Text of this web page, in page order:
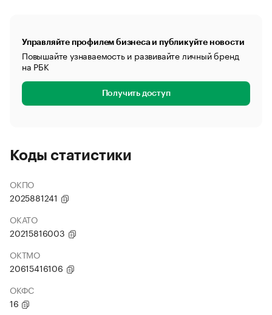
Управляйте профилем бизнеса и публикуйте новости
Повышайте узнаваемость и развивайте личный бренд
на РБК
Получить доступ
Коды статистики
ОКПО
2025881241
ОКАТО
20215816003
ОКТМО
20615416106
ОКФС
16